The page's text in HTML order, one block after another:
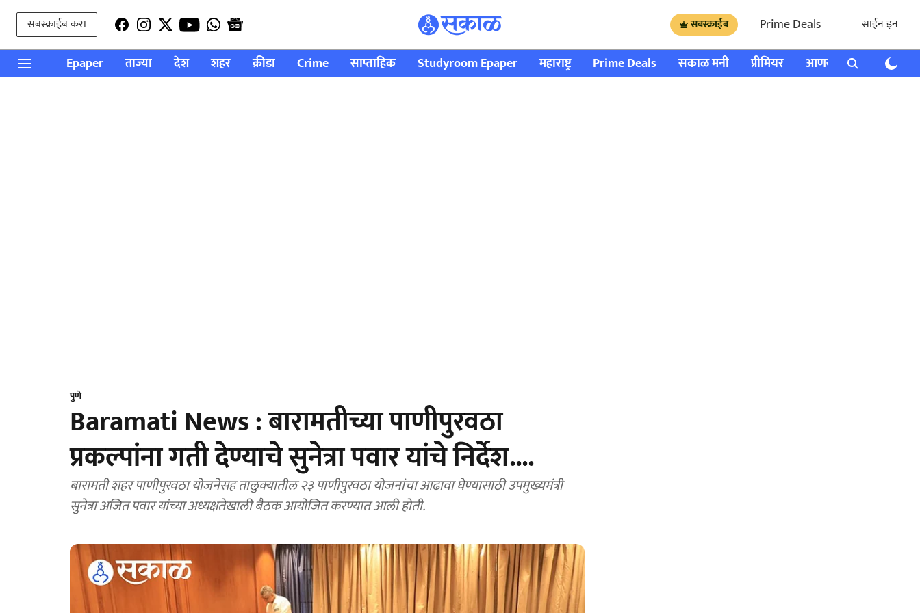
सबस्क्राईब करा सबस्क्राईब Prime Deals साईन इन
Epaper ताज्या देश शहर क्रीडा Crime साप्ताहिक Studyroom Epaper महाराष्ट्र Prime Deals सकाळ मनी प्रीमियर आणखी राशी भविष्य
पुणे
Baramati News : बारामतीच्या पाणीपुरवठा
प्रकल्पांना गती देण्याचे सुनेत्रा पवार यांचे निर्देश....
बारामती शहर पाणीपुरवठा योजनेसह तालुक्यातील २३ पाणीपुरवठा योजनांचा आढावा घेण्यासाठी उपमुख्यमंत्री
सुनेत्रा अजित पवार यांच्या अध्यक्षतेखाली बैठक आयोजित करण्यात आली होती.